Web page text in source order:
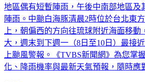
地區偶有短暫陣雨，午後中南部地區及
陣雨。中颱白海豚清晨2時位於台北東
上，朝偏西的方向往琉球附近海面移
大，週末到下週一（8日至10日）最接
上颱風警報。《TVBS新聞網》為您掌
化、降雨機率與最新天氣預報，隨時應